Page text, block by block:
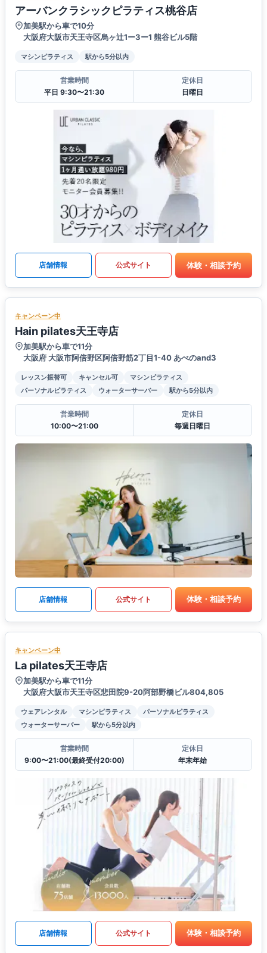
アーバンクラシックピラティス桃谷店
加美駅から車で10分
大阪府大阪市天王寺区烏ヶ辻1ー3ー1 熊谷ビル5階
マシンピラティス 駅から5分以内
営業時間
平日 9:30〜21:30
定休日
日曜日
店舗情報 公式サイト 体験・相談予約
キャンペーン中
Hain pilates天王寺店
加美駅から車で11分
大阪府 大阪市阿倍野区阿倍野筋2丁目1-40 あべのand3
レッスン振替可 キャンセル可
マシンピラティス
パーソナルピラティス
ウォーターサーバー 駅から5分以内
営業時間
10:00〜21:00
定休日
毎週日曜日
店舗情報 公式サイト 体験・相談予約
キャンペーン中
La pilates天王寺店
加美駅から車で11分
大阪府大阪市天王寺区悲田院9-20阿部野橋ビル804,805
ウェアレンタル マシンピラティス
パーソナルピラティス
ウォーターサーバー
駅から5分以内
営業時間
9:00〜21:00(最終受付20:00)
定休日
年末年始
店舗情報 公式サイト 体験・相談予約